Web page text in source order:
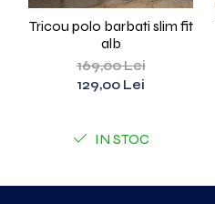
Tricou polo barbati slim fit
alb
169,00 Lei
129,00 Lei
IN STOC